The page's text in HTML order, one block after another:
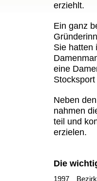
erziehlt.
Ein ganz
Sie hatten
eine
Neben
nahmen
teil und
erzielen.
Die
1997